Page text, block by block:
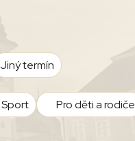
Jiný termín
Sport Pro děti a rodiče